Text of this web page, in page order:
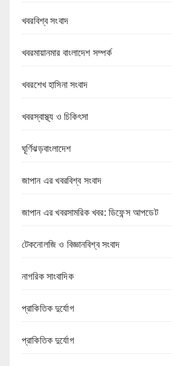
খবরবিশ্ব সংবাদ
খবরমায়ানমার বাংলাদেশ সম্পর্ক
খবরশেখ হাসিনা সংবাদ
খবরস্বাস্থ্য ও চিকিৎসা
ঘূর্ণিঝড়বাংলাদেশ
জাপান এর খবরবিশ্ব সংবাদ
জাপান এর খবরসামরিক খবর: ডিফেন্স আপডেট
টেকনোলজি ও বিজ্ঞানবিশ্ব সংবাদ
নাগরিক সাংবাদিক
প্রাকিতিক দুর্যোগ
প্রাকিতিক দুর্যোগ